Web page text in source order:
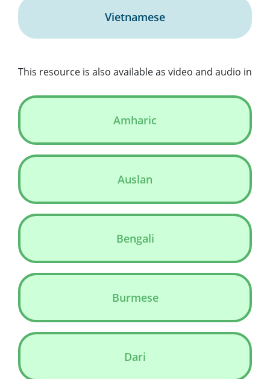
Vietnamese
This resource is also available as video and audio in
Amharic
Auslan
Bengali
Burmese
Dari